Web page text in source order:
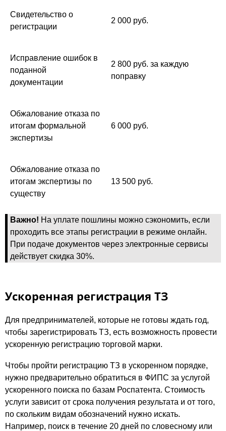
Свидетельство о
регистрации
2 000 руб.
Исправление ошибок в
поданной
документации
2 800 руб. за каждую
поправку
Обжалование отказа по
итогам формальной
экспертизы
6 000 руб.
Обжалование отказа по
итогам экспертизы по
существу
13 500 руб.
Важно! На уплате пошлины можно сэкономить, если
проходить все этапы регистрации в режиме онлайн.
При подаче документов через электронные сервисы
действует скидка 30%.
Ускоренная регистрация ТЗ
Для предпринимателей, которые не готовы ждать год,
чтобы зарегистрировать ТЗ, есть возможность провести
ускоренную регистрацию торговой марки.
Чтобы пройти регистрацию ТЗ в ускоренном порядке,
нужно предварительно обратиться в ФИПС за услугой
ускоренного поиска по базам Роспатента. Стоимость
услуги зависит от срока получения результата и от того,
по скольким видам обозначений нужно искать.
Например, поиск в течение 20 дней по словесному или